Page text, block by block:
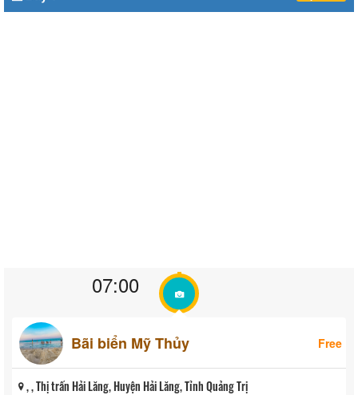
07:00
Bãi biển Mỹ Thủy Free
, , Thị trấn Hải Lăng, Huyện Hải Lăng, Tỉnh Quảng Trị